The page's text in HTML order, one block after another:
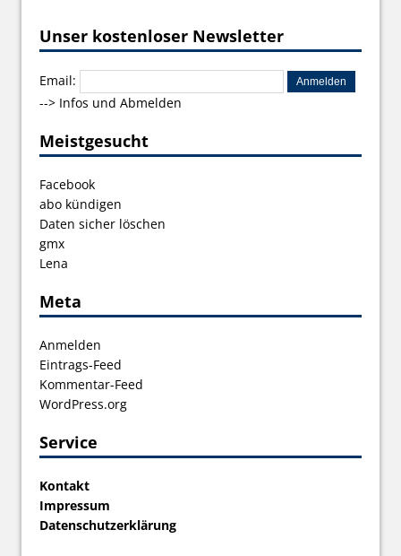
Unser kostenloser Newsletter
Email:
--> Infos und Abmelden
Meistgesucht
Facebook
abo kündigen
Daten sicher löschen
gmx
Lena
Meta
Anmelden
Eintrags-Feed
Kommentar-Feed
WordPress.org
Service
Kontakt
Impressum
Datenschutzerklärung